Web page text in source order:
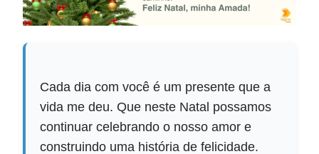
Cada dia com você é um presente que a
vida me deu. Que neste Natal possamos
continuar celebrando o nosso amor e
construindo uma história de felicidade.